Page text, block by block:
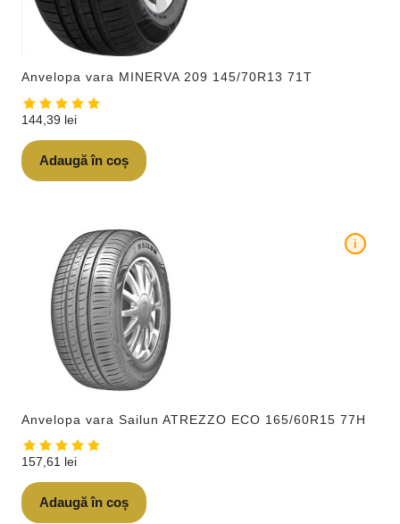
Anvelopa vara MINERVA 209 145/70R13 71T
144,39 lei
Adaugă în coș
Anvelopa vara Sailun ATREZZO ECO 165/60R15 77H
i
157,61 lei
Adaugă în coș